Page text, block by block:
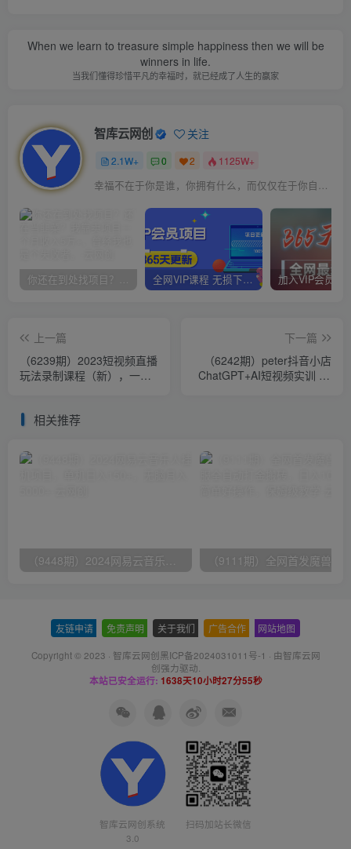
When we learn to treasure simple happiness then we will be
winners in life.
当我们懂得珍惜平凡的幸福时，就已经成了人生的赢家
智库云网创 关注
2.1W+ 0 2 1125W+
幸福不在于你是谁，你拥有什么，而仅仅在于你自己怎么看待
你还在到处找项目？还在当韭菜？我靠卖项目一个月收入5万+，曾经我也是个失败者。 全网VIP课程 无损下载~
上一篇
（6239期）2023短视频直播
玩法录制课程（新），一套
下一篇
（6242期）peter抖音小店
ChatGPT+AI短视频实训 10
相关推荐
友链申请 免责声明 关于我们 广告合作 网站地图
Copyright © 2023 · 智库云网创黑ICP备2024031011号-1 · 由智库云网
创强力驱动.
本站已安全运行: 1638天10小时27分55秒
智库云网创系统
3.0
扫码加站长微信